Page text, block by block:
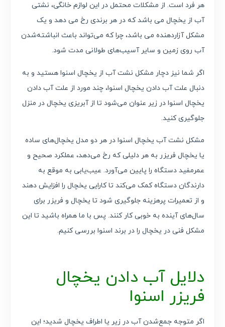
هر فرد است. از مشکلات محتمل در این لوازم خانگی، نشتی
آب از یخچال می باشد که در هر برندی رخ می دهد و یک
مشکل آزاردهنده می باشد، چرا که می‌تواند باعث انباشته‌شدن
آب روی زمین و سایر آسیب‌های طولانی مدت شود.
اگر شما نیز دچار مشکل نشت آب از یخچال اسنوا هستید و به
دنبال علت آب دادن یخچال اسنوا، چند مورد از علت آب‌ دادن
یخچال اسنوا در زیر عنوان می‌شود تا از آبریزی یخچال در منزل
جلوگیری کنید.
مشکل نشت آب یخچال اسنوا در هر دو مدل یخچال‌های ساده
یا یخچال فریزر به هر دلیلی که رخ می‌دهد، عملکرد صحیح و
عمرمفید دستگاه را پایین می‌آورد. عیب‌یابی به موقع به
دارندگان دستگاه کمک می‌کند تا کارایی یخچال را افزایش دهند
و از تعمیرات پرهزینه جلوگیری شود تا یخچال و فریزر برای
سال‌های آینده به خوبی کار کنند. پس با ما همراه باشید تا این
مشکل فنی در یخچال را در برند اسنوا بررسی کنیم.
دلایل آب دادن یخچال
فریزر اسنوا
اگر متوجه جمع‌شدن آب در زیر یا اطراف یخچال شدید؛ این